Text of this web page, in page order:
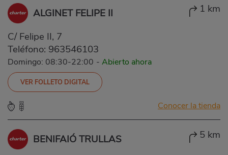
ALGINET FELIPE II 1 km
C/ Felipe II, 7
Teléfono: 963546103
Domingo: 08:30-22:00 - Abierto ahora
VER FOLLETO DIGITAL
Conocer la tienda
BENIFAIÓ TRULLAS 5 km